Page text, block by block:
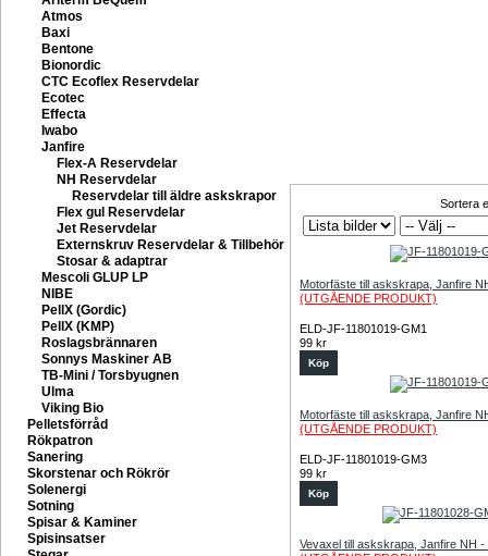
Atmos
Baxi
Bentone
Bionordic
CTC Ecoflex Reservdelar
Ecotec
Effecta
Iwabo
Janfire
Flex-A Reservdelar
NH Reservdelar
Reservdelar till äldre askskrapor
Flex gul Reservdelar
Jet Reservdelar
Externskruv Reservdelar & Tillbehör
Stosar & adaptrar
Mescoli GLUP LP
NIBE
PellX (Gordic)
PellX (KMP)
Roslagsbrännaren
Sonnys Maskiner AB
TB-Mini / Torsbyugnen
Ulma
Viking Bio
Pelletsförråd
Rökpatron
Sanering
Skorstenar och Rökrör
Solenergi
Sotning
Spisar & Kaminer
Spisinsatser
Sortera
Motorfäste till askskrapa, Janfire
(UTGÅENDE PRODUKT)
ELD-JF-11801019-GM1
99 kr
Köp
Motorfäste till askskrapa, Janfire
(UTGÅENDE PRODUKT)
ELD-JF-11801019-GM3
99 kr
Köp
Vevaxel till askskrapa, Janfire NH -